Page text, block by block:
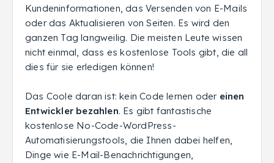
Kundeninformationen, das Versenden von E-Mails
oder das Aktualisieren von Seiten. Es wird den
ganzen Tag langweilig. Die meisten Leute wissen
nicht einmal, dass es kostenlose Tools gibt, die all
dies für sie erledigen können!
Das Coole daran ist: kein Code lernen oder einen
Entwickler bezahlen. Es gibt fantastische
kostenlose No-Code-WordPress-
Automatisierungstools, die Ihnen dabei helfen,
Dinge wie E-Mail-Benachrichtigungen,